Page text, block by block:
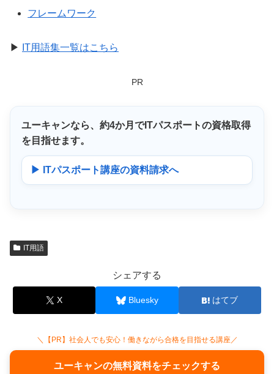
フレームワーク
▶ IT用語集一覧はこちら
PR
ユーキャンなら、 約4か月 でITパスポートの資格取得
を目指せます。
▶ ITパスポート講座の資料請求へ
IT用語
シェアする
X Bluesky はてブ
＼【PR】社会人でも安心！働きながら合格を目指せる講座／
ユーキャンの無料資料をチェックする